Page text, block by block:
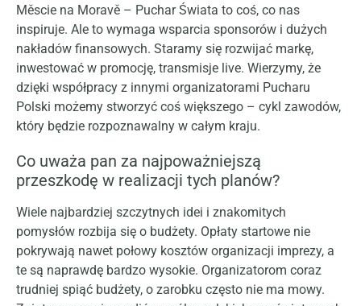
Měscie na Moravě – Puchar Świata to coś, co nas
inspiruje. Ale to wymaga wsparcia sponsorów i dużych
nakładów finansowych. Staramy się rozwijać markę,
inwestować w promocję, transmisje live. Wierzymy, że
dzięki współpracy z innymi organizatorami Pucharu
Polski możemy stworzyć coś większego – cykl zawodów,
który będzie rozpoznawalny w całym kraju.
Co uważa pan za najpoważniejszą
przeszkodę w realizacji tych planów?
Wiele najbardziej szczytnych idei i znakomitych
pomysłów rozbija się o budżety. Opłaty startowe nie
pokrywają nawet połowy kosztów organizacji imprezy, a
te są naprawdę bardzo wysokie. Organizatorom coraz
trudniej spiąć budżety, o zarobku często nie ma mowy.